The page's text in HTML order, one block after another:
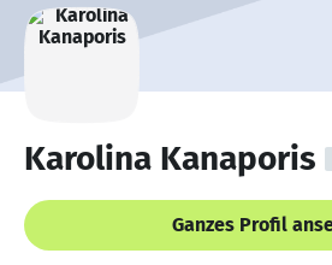
Karolina Kanaporis
Ganzes Profil